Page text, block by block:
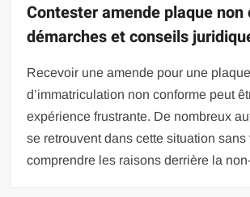
Contester amende plaque non
démarches et conseils
Recevoir une amende pour une plaque
d’immatriculation non conforme peut
expérience frustrante. De nombreux
se retrouvent dans cette situation sans
comprendre les raisons derrière la